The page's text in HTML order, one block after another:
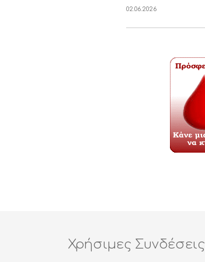
02.06.2026
Χρήσιμες Συνδέσεις